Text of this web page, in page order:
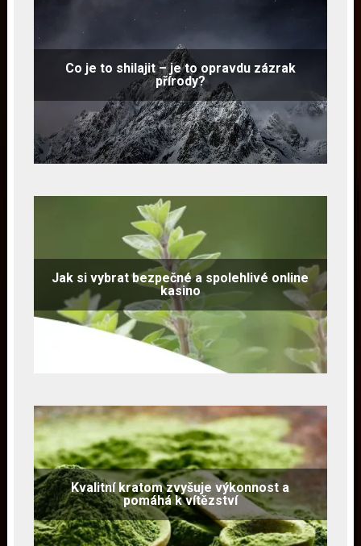
Co je to shilajit – je to opravdu zázrak
přírody?
Jak si vybrat bezpečné a spolehlivé online
kasino
Kvalitní kratom zvyšuje výkonnost a
pomáhá k vítězství